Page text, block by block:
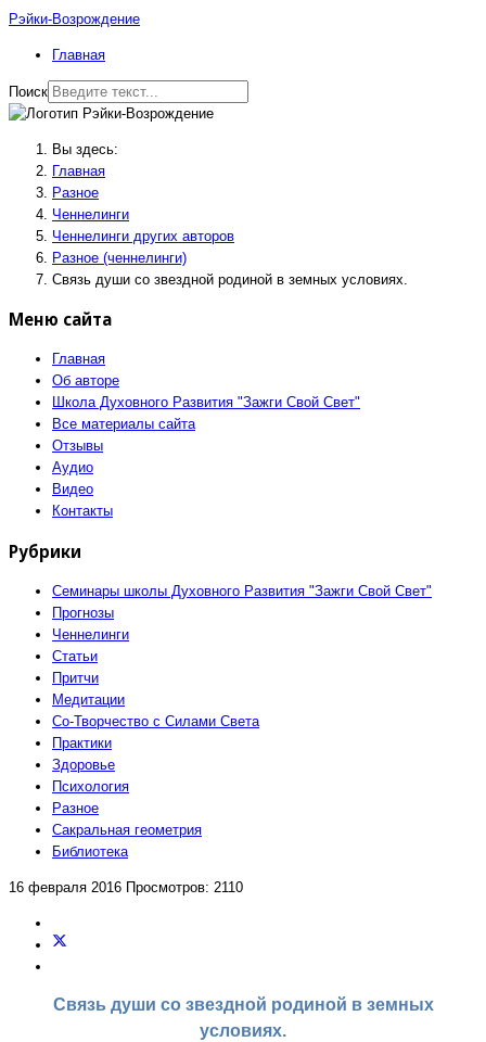
Рэйки-Возрождение
Главная
Поиск
Вы здесь:
Главная
Разное
Ченнелинги
Ченнелинги других авторов
Разное (ченнелинги)
Связь души со звездной родиной в земных условиях.
Меню сайта
Главная
Об авторе
Школа Духовного Развития "Зажги Свой Свет"
Все материалы сайта
Отзывы
Аудио
Видео
Контакты
Рубрики
Семинары школы Духовного Развития "Зажги Свой Свет"
Прогнозы
Ченнелинги
Статьи
Притчи
Медитации
Со-Творчество с Силами Света
Практики
Здоровье
Психология
Разное
Сакральная геометрия
Библиотека
16 февраля 2016 Просмотров: 2110
Связь души со звездной родиной в земных
условиях.